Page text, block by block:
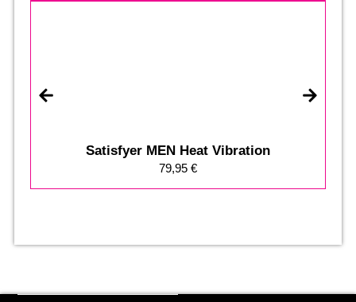
Satisfyer MEN Heat Vibration
79,95 €